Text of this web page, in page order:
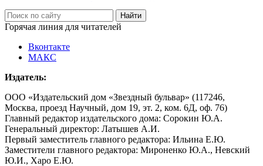
Горячая линия для читателей
Вконтакте
МАКС
Издатель:
ООО «Издательский дом «Звездный бульвар» (117246,
Москва, проезд Научный, дом 19, эт. 2, ком. 6Д, оф. 76)
Главный редактор издательского дома: Сорокин Ю.А.
Генеральный директор: Латышев А.И.
Первый заместитель главного редактора: Ильина Е.Ю.
Заместители главного редактора: Мироненко Ю.А., Невский
Ю.И., Харо Е.Ю.